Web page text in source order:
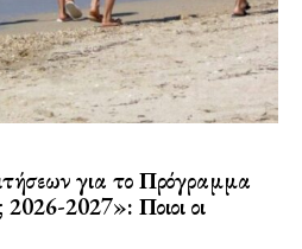
για το Πρόγραμμα
2027»: Ποιοι οι